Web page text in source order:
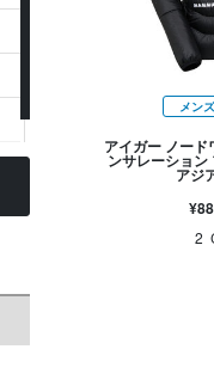
メンズ
アイガー ノード
ンサレーション
アジ
2